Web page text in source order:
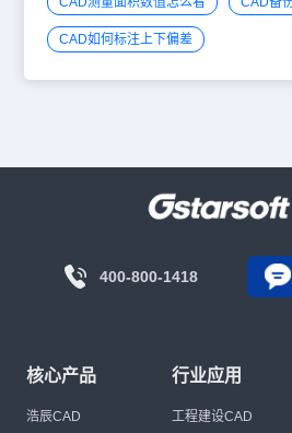
CAD如何标注上下偏差
400-800-1418
核心产品
浩辰CAD
行业应用
工程建设CAD